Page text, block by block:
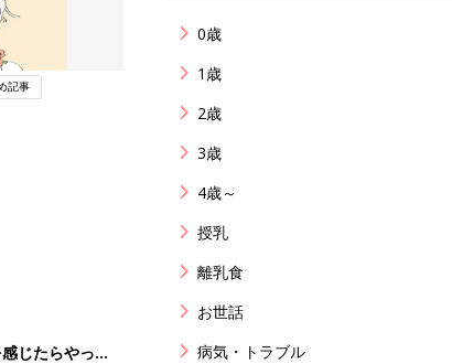
記事
じたらやって
0歳
1歳
2歳
3歳
4歳～
授乳
離乳食
お世話
病気・トラブル